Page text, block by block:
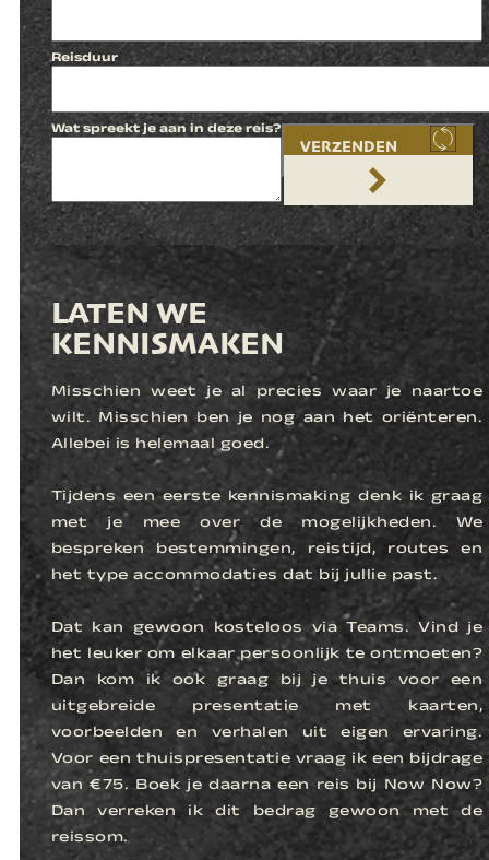
Reisduur
Wat spreekt je aan in deze reis?
VERZENDEN
LATEN WE
KENNISMAKEN
Misschien weet je al precies waar je naartoe
wilt. Misschien ben je nog aan het oriënteren.
Allebei is helemaal goed.
Tijdens een eerste kennismaking denk ik graag
met je mee over de mogelijkheden. We
bespreken bestemmingen, reistijd, routes en
het type accommodaties dat bij jullie past.
Dat kan gewoon kosteloos via Teams. Vind je
het leuker om elkaar persoonlijk te ontmoeten?
Dan kom ik ook graag bij je thuis voor een
uitgebreide presentatie met kaarten,
voorbeelden en verhalen uit eigen ervaring.
Voor een thuispresentatie vraag ik een bijdrage
van €75. Boek je daarna een reis bij Now Now?
Dan verreken ik dit bedrag gewoon met de
reissom.